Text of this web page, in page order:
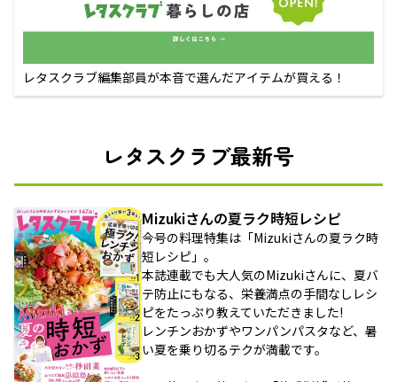
レタスクラブ編集部員が本音で選んだアイテムが買える！
レタスクラブ最新号
Mizukiさんの夏ラク時短レシピ
今号の料理特集は「Mizukiさんの夏ラク時
短レシピ」。
本誌連載でも大人気のMizukiさんに、夏バ
テ防止にもなる、栄養満点の手間なしレシ
ピをたっぷり教えていただきました!
レンチンおかずやワンパンパスタなど、暑
い夏を乗り切るテクが満載です。